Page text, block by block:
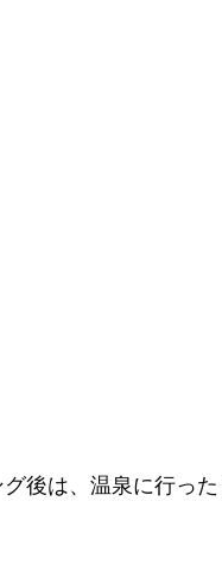
グ後は、温泉に行っ